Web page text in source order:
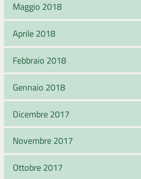
Maggio 2018
Aprile 2018
Febbraio 2018
Gennaio 2018
Dicembre 2017
Novembre 2017
Ottobre 2017